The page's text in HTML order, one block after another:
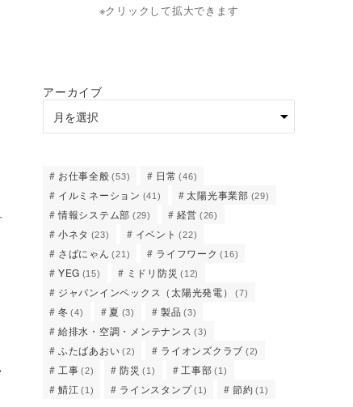
※クリックして拡大できます
アーカイブ
お仕事全般 (53) 日常 (46)
イルミネーション (41) 太陽光事業部 (29)
情報システム部 (29) 経営 (26)
小ネタ (23) イベント (22)
さばにゃん (21) ライフワーク (16)
YEG (15) ミドリ防災 (12)
ジャパンインペックス（太陽光発電） (7)
冬 (4) 夏 (3) 製品 (3)
給排水・空調・メンテナンス (3)
ふたばあおい (2) ライオンズクラブ (2)
工事 (2) 防災 (1) 工事部 (1)
鯖江 (1) ラインスタンプ (1) 節約 (1)